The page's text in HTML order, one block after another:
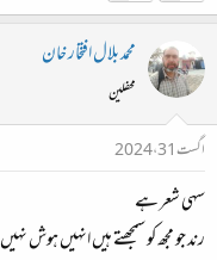
محمد بلال افتخار خان
محفلین
اگست 31، 2024
سہی شعر ہے
رند جو مجھ کو سمجھتے ہیں انہیں ہوش نہیں